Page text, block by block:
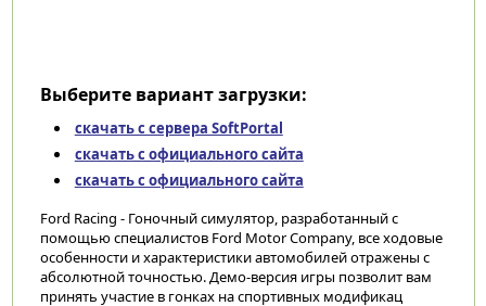
Выберите вариант загрузки:
скачать с сервера SoftPortal
скачать с официального сайта
скачать с официального сайта
Ford Racing - Гоночный симулятор, разработанный с
помощью специалистов Ford Motor Company, все ходовые
особенности и характеристики автомобилей отражены с
абсолютной точностью. Демо-версия игры позволит вам
принять участие в гонках на спортивных модификац